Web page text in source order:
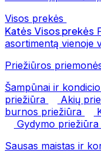
Visos prekės
Katės Visos prekės
asortimentą vienoje
Priežiūros
Šampūnai ir
priežiūra
Akių
burnos priežiūra
Gydymo priežiūra
Sausas maistas ir